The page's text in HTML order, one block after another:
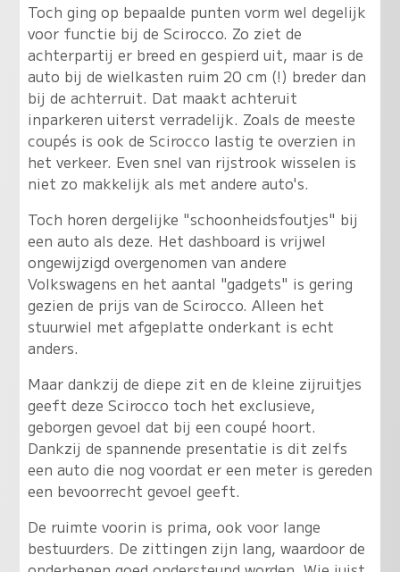
Toch ging op bepaalde punten vorm wel degelijk
voor functie bij de Scirocco. Zo ziet de
achterpartij er breed en gespierd uit, maar is de
auto bij de wielkasten ruim 20 cm (!) breder dan
bij de achterruit. Dat maakt achteruit
inparkeren uiterst verradelijk. Zoals de meeste
coupés is ook de Scirocco lastig te overzien in
het verkeer. Even snel van rijstrook wisselen is
niet zo makkelijk als met andere auto's.
Toch horen dergelijke "schoonheidsfoutjes" bij
een auto als deze. Het dashboard is vrijwel
ongewijzigd overgenomen van andere
Volkswagens en het aantal "gadgets" is gering
gezien de prijs van de Scirocco. Alleen het
stuurwiel met afgeplatte onderkant is echt
anders.
Maar dankzij de diepe zit en de kleine zijruitjes
geeft deze Scirocco toch het exclusieve,
geborgen gevoel dat bij een coupé hoort.
Dankzij de spannende presentatie is dit zelfs
een auto die nog voordat er een meter is gereden
een bevoorrecht gevoel geeft.
De ruimte voorin is prima, ook voor lange
bestuurders. De zittingen zijn lang, waardoor de